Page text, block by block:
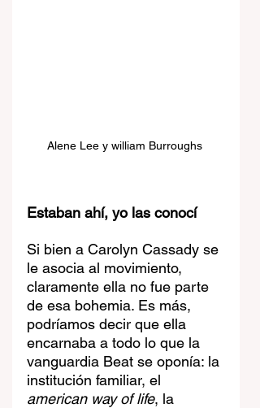
Alene Lee y william Burroughs
Estaban ahí, yo las conocí
Si bien a Carolyn Cassady se
le asocia al movimiento,
claramente ella no fue parte
de esa bohemia. Es más,
podríamos decir que ella
encarnaba a todo lo que la
vanguardia Beat se oponía: la
institución familiar, el
american way of life, la